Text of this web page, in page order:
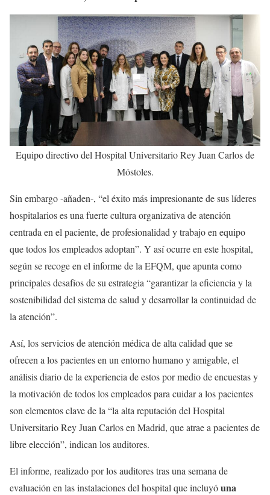
Equipo directivo del Hospital Universitario Rey Juan Carlos de
Móstoles.
Sin embargo -añaden-, “el éxito más impresionante de sus líderes
hospitalarios es una fuerte cultura organizativa de atención
centrada en el paciente, de profesionalidad y trabajo en equipo
que todos los empleados adoptan”. Y así ocurre en este hospital,
según se recoge en el informe de la EFQM, que apunta como
principales desafíos de su estrategia “garantizar la eficiencia y la
sostenibilidad del sistema de salud y desarrollar la continuidad de
la atención”.
Así, los servicios de atención médica de alta calidad que se
ofrecen a los pacientes en un entorno humano y amigable, el
análisis diario de la experiencia de estos por medio de encuestas y
la motivación de todos los empleados para cuidar a los pacientes
son elementos clave de la “la alta reputación del Hospital
Universitario Rey Juan Carlos en Madrid, que atrae a pacientes de
libre elección”, indican los auditores.
El informe, realizado por los auditores tras una semana de
evaluación en las instalaciones del hospital que incluyóuna